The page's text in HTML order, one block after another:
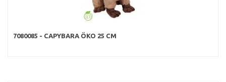
7080085 - CAPYBARA ÖKO 25 CM